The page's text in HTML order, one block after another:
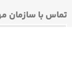
تماس با سازمان